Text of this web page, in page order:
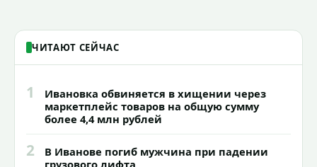
ЧИТАЮТ СЕЙЧАС
1
Ивановка обвиняется в хищении через
маркетплейс товаров на общую сумму
более 4,4 млн рублей
2
В Иванове погиб мужчина при падении
грузового лифта